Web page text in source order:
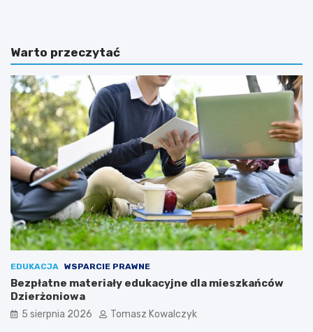
Warto przeczytać
EDUKACJA WSPARCIE PRAWNE
Bezpłatne materiały edukacyjne dla mieszkańców
Dzierżoniowa
5 sierpnia 2026 Tomasz Kowalczyk